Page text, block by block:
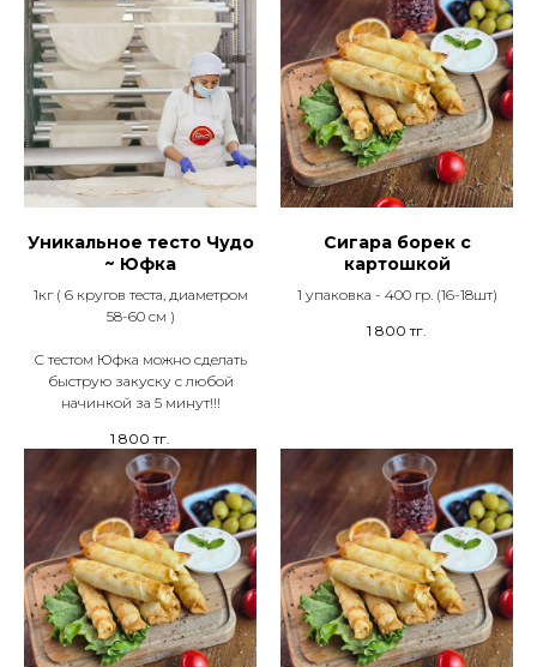
Уникальное тесто Чудо
~ Юфка
1кг ( 6 кругов теста, диаметром
58-60 см )
С тестом Юфка можно сделать
быструю закуску с любой
начинкой за 5 минут!!!
1 800 тг.
Сигара борек с
картошкой
1 упаковка - 400 гр. (16-18шт)
1 800 тг.